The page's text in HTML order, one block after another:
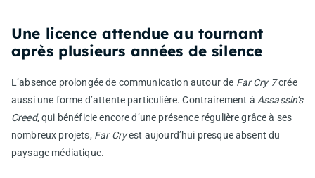
Une licence attendue au tournant
après plusieurs années de silence
L’absence prolongée de communication autour de Far Cry 7crée
aussi une forme d’attente particulière. Contrairement à Assassin’s
Creed, qui bénéficie encore d’une présence régulière grâce à ses
nombreux projets, Far Cryest aujourd’hui presque absent du
paysage médiatique.